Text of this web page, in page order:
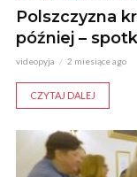
Polszczyzna
później –
videopyja 2 miesiące ago
CZYTAJ DALEJ